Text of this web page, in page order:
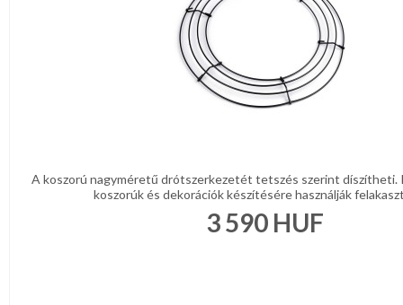
A koszorú nagyméretű drótszerkezetét tetszés szerint díszítheti.
koszorúk és dekorációk készítésére használják
3 590 HUF